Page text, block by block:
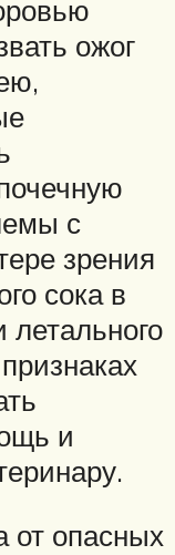
ожог
с
зрения
сока в
летального
и
от опасных